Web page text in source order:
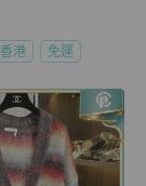
香港 免運